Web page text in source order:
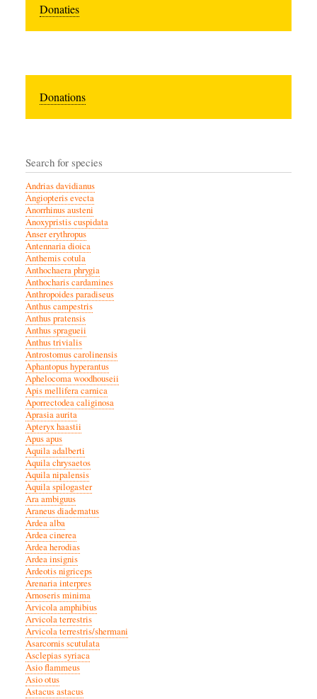
Donaties
Donations
Search for species
Andrias davidianus
Angiopteris evecta
Anorrhinus austeni
Anoxypristis cuspidata
Anser erythropus
Antennaria dioica
Anthemis cotula
Anthochaera phrygia
Anthocharis cardamines
Anthropoides paradiseus
Anthus campestris
Anthus pratensis
Anthus spragueii
Anthus trivialis
Antrostomus carolinensis
Aphantopus hyperantus
Aphelocoma woodhouseii
Apis mellifera carnica
Aporrectodea caliginosa
Aprasia aurita
Apteryx haastii
Apus apus
Aquila adalberti
Aquila chrysaetos
Aquila nipalensis
Aquila spilogaster
Ara ambiguus
Araneus diadematus
Ardea alba
Ardea cinerea
Ardea herodias
Ardea insignis
Ardeotis nigriceps
Arenaria interpres
Arnoseris minima
Arvicola amphibius
Arvicola terrestris
Arvicola terrestris/shermani
Asarcornis scutulata
Asclepias syriaca
Asio flammeus
Asio otus
Astacus astacus